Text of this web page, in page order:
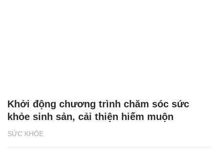
SỨC KHỎE
Khởi động chương trình chăm sóc sức
khỏe sinh sản, cải thiện hiếm muộn